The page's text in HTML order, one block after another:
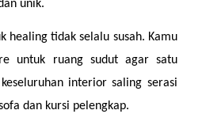
unik.
healing tidak selalu susah. Kamu
untuk ruang sudut agar satu
interior saling serasi
dan kursi pelengkap.